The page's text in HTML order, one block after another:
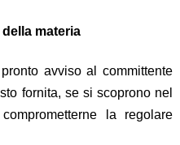
materia
avviso al committente
fornita, se si scoprono nel
la regolare